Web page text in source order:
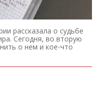
рассказала о судьбе
Сегодня, во вторую
о нем и кое-что